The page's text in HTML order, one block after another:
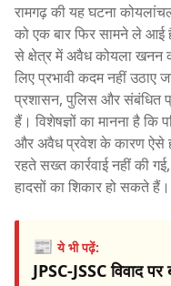
रामगढ़ की यह घटना
को एक बार फिर सामने ले आई
से क्षेत्र में अवैध कोयला खनन
लिए प्रभावी कदम नहीं उठाए
प्रशासन, पुलिस और संबंधित
हैं। विशेषज्ञों का मानना है कि
और अवैध प्रवेश के कारण ऐसे
रहते सख्त कार्रवाई नहीं की
हादसों का शिकार हो सकते हैं।
📰ये भी पढ़ें:
JPSC-JSSC विवाद